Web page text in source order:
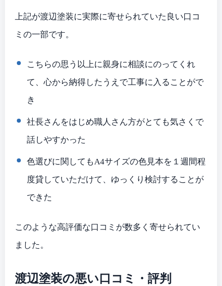
上記が渡辺塗装に実際に寄せられていた良い口コ
ミの一部です。
こちらの思う以上に親身に相談にのってくれ
て、心から納得したうえで工事に入ることがで
き
社長さんをはじめ職人さん方がとても気さくで
話しやすかった
色選びに関してもA4サイズの色見本を１週間程
度貸していただけて、ゆっくり検討することが
できた
このような高評価な口コミが数多く寄せられてい
ました。
渡辺塗装の悪い口コミ・評判